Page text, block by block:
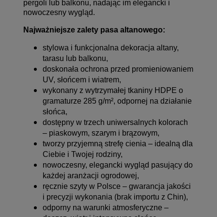
pergoli lub balkonu, nadając im elegancki i
nowoczesny wygląd.
Najważniejsze zalety pasa altanowego:
stylowa i funkcjonalna dekoracja altany,
tarasu lub balkonu,
doskonała ochrona przed promieniowaniem
UV, słońcem i wiatrem,
wykonany z wytrzymałej tkaniny HDPE o
gramaturze 285 g/m², odpornej na działanie
słońca,
dostępny w trzech uniwersalnych kolorach
– piaskowym, szarym i brązowym,
tworzy przyjemną strefę cienia – idealną dla
Ciebie i Twojej rodziny,
nowoczesny, elegancki wygląd pasujący do
każdej aranżacji ogrodowej,
ręcznie szyty w Polsce – gwarancja jakości
i precyzji wykonania (brak importu z Chin),
odporny na warunki atmosferyczne –